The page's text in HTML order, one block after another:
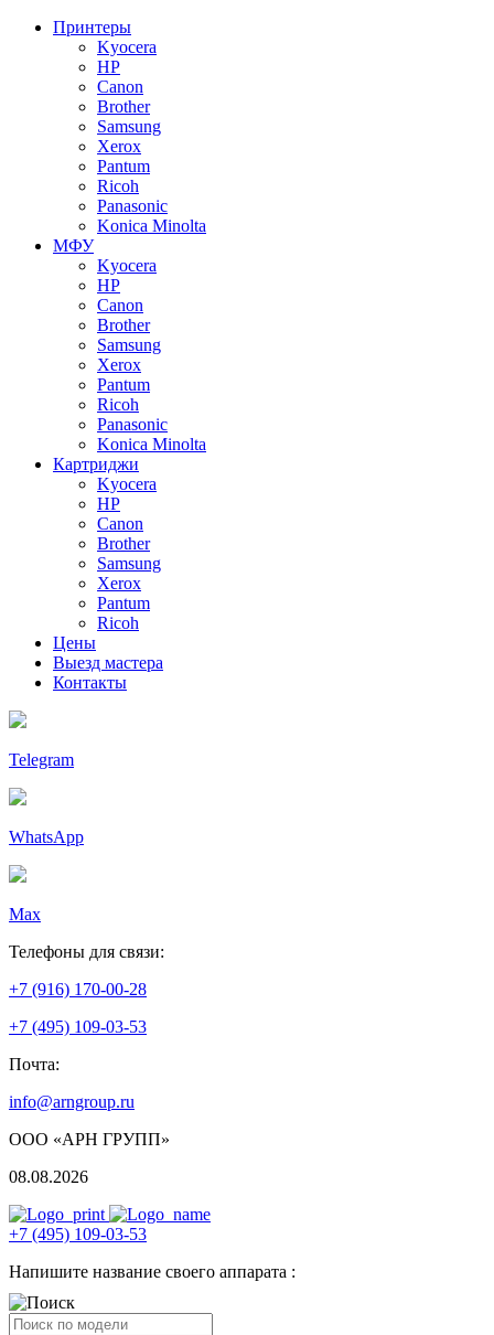
Принтеры
Kyocera
HP
Canon
Brother
Samsung
Xerox
Pantum
Ricoh
Panasonic
Konica Minolta
МФУ
Kyocera
HP
Canon
Brother
Samsung
Xerox
Pantum
Ricoh
Panasonic
Konica Minolta
Картриджи
Kyocera
HP
Canon
Brother
Samsung
Xerox
Pantum
Ricoh
Цены
Выезд мастера
Контакты
Telegram
WhatsApp
Max
Телефоны для связи:
+7 (916) 170-00-28
+7 (495) 109-03-53
Почта:
info@arngroup.ru
ООО «АРН ГРУПП»
08.08.2026
+7 (495) 109-03-53
Напишите название своего аппарата :